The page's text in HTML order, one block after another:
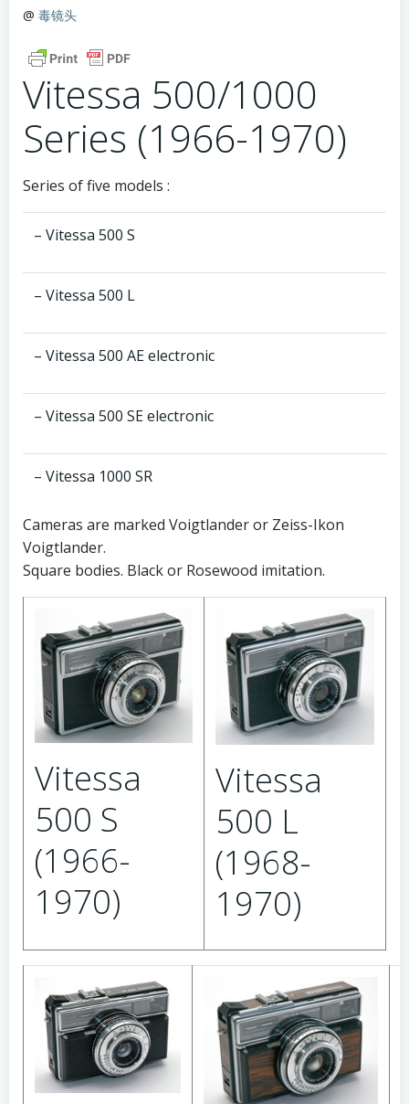
@ 毒镜头
Vitessa 500/1000
Series (1966-1970)
Series of five models :
– Vitessa 500 S
– Vitessa 500 L
– Vitessa 500 AE electronic
– Vitessa 500 SE electronic
– Vitessa 1000 SR
Cameras are marked Voigtlander or Zeiss-Ikon
Voigtlander.
Square bodies. Black or Rosewood imitation.
Vitessa
500 S
(1966-
1970)
Vitessa
500 L
(1968-
1970)